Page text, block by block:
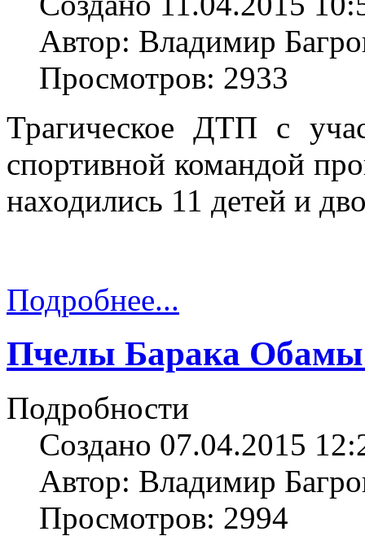
Автор: Владимир
Просмотров: 2933
Трагическое ДТП с
спортивной командой
находились 11 детей и
Подробнее...
Пчелы Барака Обамы
Подробности
Создано 07.04.2015
Автор: Владимир
Просмотров: 2994